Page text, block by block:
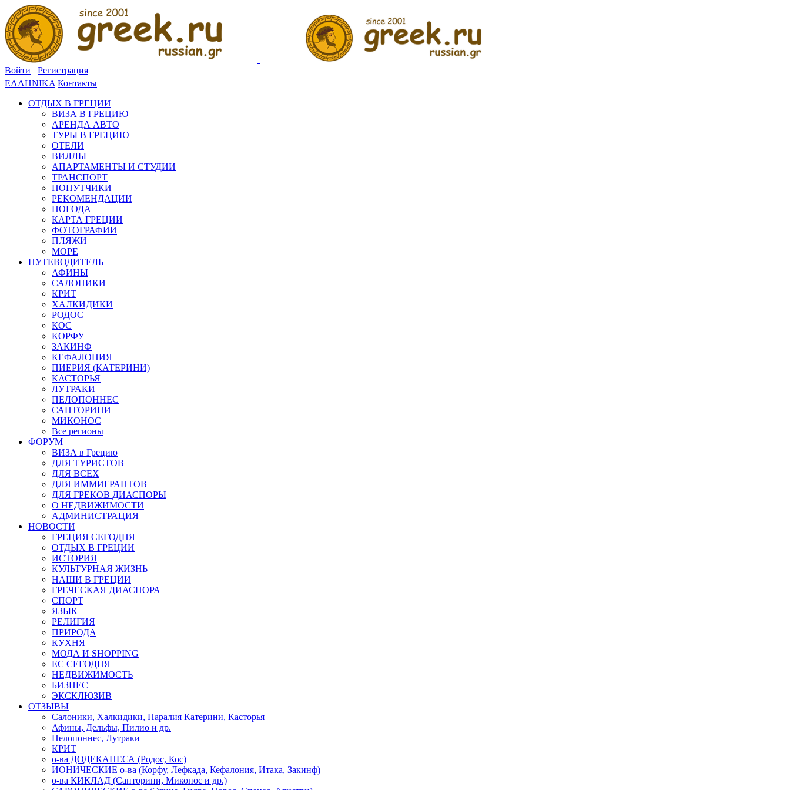
Войти
Регистрация
ΕΛΛΗΝΙΚΑ Контакты
ОТДЫХ В ГРЕЦИИ
ВИЗА В ГРЕЦИЮ
АРЕНДА АВТО
ТУРЫ В ГРЕЦИЮ
ОТЕЛИ
ВИЛЛЫ
АПАРТАМЕНТЫ И СТУДИИ
ТРАНСПОРТ
ПОПУТЧИКИ
РЕКОМЕНДАЦИИ
ПОГОДА
КАРТА ГРЕЦИИ
ФОТОГРАФИИ
ПЛЯЖИ
МОРЕ
ПУТЕВОДИТЕЛЬ
АФИНЫ
САЛОНИКИ
КРИТ
ХАЛКИДИКИ
РОДОС
КОС
КОРФУ
ЗАКИНФ
КЕФАЛОНИЯ
ПИЕРИЯ (КАТЕРИНИ)
КАСТОРЬЯ
ЛУТРАКИ
ПЕЛОПОННЕС
САНТОРИНИ
МИКОНОС
Все регионы
ФОРУМ
ВИЗА в Грецию
ДЛЯ ТУРИСТОВ
ДЛЯ ВСЕХ
ДЛЯ ИММИГРАНТОВ
ДЛЯ ГРЕКОВ ДИАСПОРЫ
О НЕДВИЖИМОСТИ
АДМИНИСТРАЦИЯ
НОВОСТИ
ГРЕЦИЯ СЕГОДНЯ
ОТДЫХ В ГРЕЦИИ
ИСТОРИЯ
КУЛЬТУРНАЯ ЖИЗНЬ
НАШИ В ГРЕЦИИ
ГРЕЧЕСКАЯ ДИАСПОРА
СПОРТ
ЯЗЫК
РЕЛИГИЯ
ПРИРОДА
КУХНЯ
МОДА И SHOPPING
ЕС СЕГОДНЯ
НЕДВИЖИМОСТЬ
БИЗНЕС
ЭКСКЛЮЗИВ
ОТЗЫВЫ
Салоники, Халкидики, Паралия Катерини, Касторья
Афины, Дельфы, Пилио и др.
Пелопоннес, Лутраки
КРИТ
о-ва ДОДЕКАНЕСА (Родос, Кос)
ИОНИЧЕСКИЕ о-ва (Корфу, Лефкада, Кефалония, Итака, Закинф)
о-ва КИКЛАД (Санторини, Миконос и др.)